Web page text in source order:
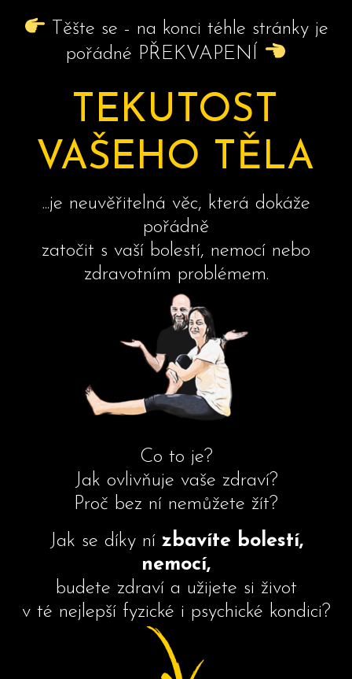
Těšte se - na konci téhle stránky je
pořádné PŘEKVAPENÍ
TEKUTOST
VAŠEHO TĚLA
...je neuvěřitelná věc, která dokáže
pořádně
zatočit s vaší bolestí, nemocí nebo
zdravotním problémem.
Co to je?
Jak ovlivňuje vaše zdraví?
Proč bez ní nemůžete žít?
Jak se díky ní zbavíte bolestí,
nemocí,
budete zdraví a užijete si život
v té nejlepší fyzické i psychické kondici?